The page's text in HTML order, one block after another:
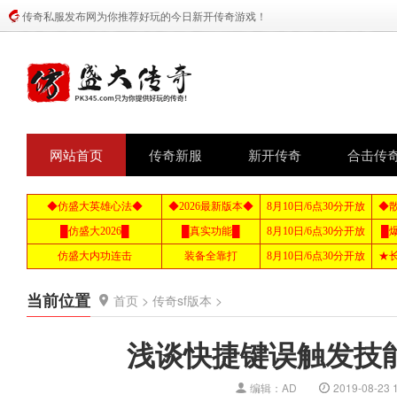
传奇私服发布网为你推荐好玩的今日新开传奇游戏！
网站首页 传奇新服 新开传奇 合击传
当前位置 首页 > 传奇sf版本 >
浅谈快捷键误触发技
编辑：AD 2019-08-23